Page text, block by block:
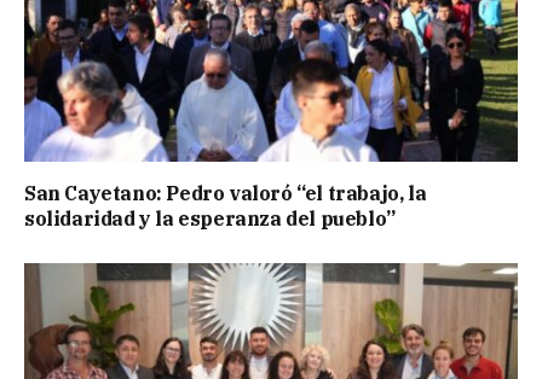
San Cayetano: Pedro valoró “el trabajo, la
solidaridad y la esperanza del pueblo”